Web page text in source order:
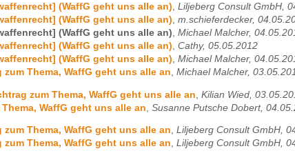
(WaffG geht uns alle an), Liljeberg Consult GmbH,
(WaffG geht uns alle an), m.schieferdecker,
(WaffG geht uns alle an), Michael Malcher,
(WaffG geht uns alle an), Cathy, 05.05.2012
(WaffG geht uns alle an), Michael Malcher,
Thema, WaffG geht uns alle an, Michael Malcher,
zum Thema, WaffG geht uns alle an Kilian Wied,
WaffG geht uns alle an Susanne Putsche Dobert,
Thema, WaffG geht uns alle an, Liljeberg Consult GmbH,
Thema, WaffG geht uns alle an, Liljeberg Consult GmbH,